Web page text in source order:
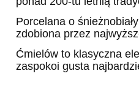
Porcelana o
zdobiona przez
Ćmielów to klasyczna
zaspokoi gusta